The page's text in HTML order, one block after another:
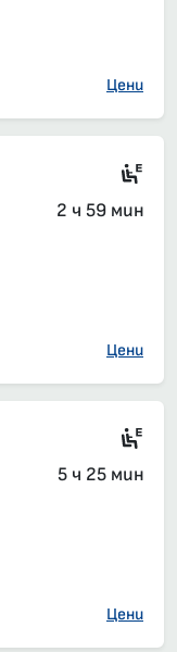
Цени
2 ч 59 мин
Цени
5 ч 25 мин
Цени